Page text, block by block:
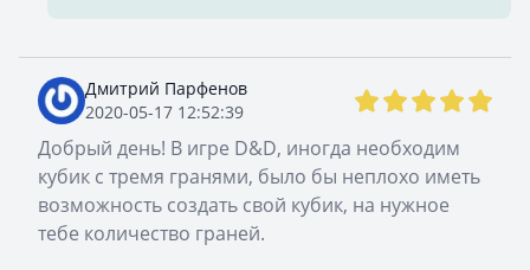
Дмитрий Парфенов
2020-05-17 12:52:39
Добрый день! В игре D&D, иногда необходим
кубик с тремя гранями, было бы неплохо иметь
возможность создать свой кубик, на нужное
тебе количество граней.